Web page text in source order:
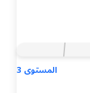
المستوى 3